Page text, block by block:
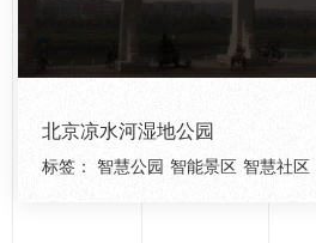
北京凉水河湿地公园
标签： 智慧公园 智能景区 智慧社区